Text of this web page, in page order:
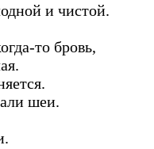
и чистой.
то бровь,
шеи.